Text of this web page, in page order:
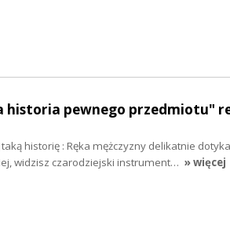
historia pewnego przedmiotu"
historię : Ręka mężczyzny delikatnie
widzisz czarodziejski instrument… » więcej